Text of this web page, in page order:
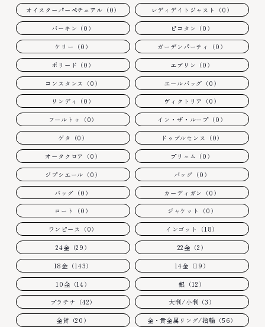
オイスターパーペチュアル（0） レディデイトジャスト（0）
バーキン（0） ピコタン（0）
ケリー（0） ガーデンパーティ（0）
ボリード（0） エブリン（0）
コンスタンス（0） エールバッグ（0）
リンディ（0） ヴィクトリア（0）
フールトゥ（0） イン・ザ・ループ（0）
ゲタ（0） ドゥブルセンス（0）
オータクロア（0） プリュム（0）
ジプシエール（0） バッグ（0）
バッグ（0） カーディガン（0）
コート（0） ジャケット（0）
ワンピース（0） インゴット（18）
24金（29） 22金（2）
18金（143） 14金（19）
10金（14） 銀（12）
プラチナ（42） 大判/小判（3）
金貨（20） 金・貴金属リング/指輪（56）